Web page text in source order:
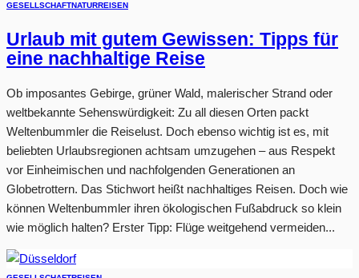
GESELLSCHAFTNATURREISEN
Urlaub mit gutem Gewissen: Tipps für
eine nachhaltige Reise
Ob imposantes Gebirge, grüner Wald, malerischer Strand oder
weltbekannte Sehenswürdigkeit: Zu all diesen Orten packt
Weltenbummler die Reiselust. Doch ebenso wichtig ist es, mit
beliebten Urlaubsregionen achtsam umzugehen – aus Respekt
vor Einheimischen und nachfolgenden Generationen an
Globetrottern. Das Stichwort heißt nachhaltiges Reisen. Doch wie
können Weltenbummler ihren ökologischen Fußabdruck so klein
wie möglich halten? Erster Tipp: Flüge weitgehend vermeiden...